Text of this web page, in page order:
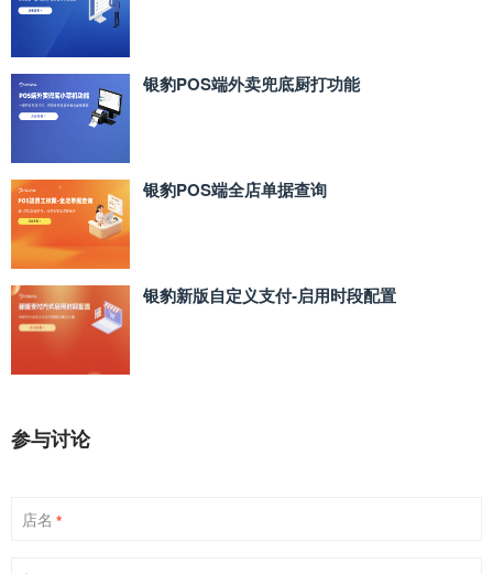
银豹POS端外卖兜底厨打功能
银豹POS端全店单据查询
银豹新版自定义支付‑启用时段配置
参与讨论
店名 *